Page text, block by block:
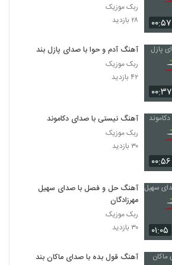
۰۰:۵۷
ربک موزیک
۲۸ بازدید
۰۰:۳۷
آهنگ آدم و حوا با صدای پازل بند
ربک موزیک
۴۲ بازدید
۰۰:۵۶
آهنگ نیستی با صدای دکاموند
ربک موزیک
۳۰ بازدید
۰۱:۰۵
آهنگ حل و فصل با صدای سهیل
مهرزادگان
ربک موزیک
۳۰ بازدید
آهنگ قول بده با صدای ماکان بند